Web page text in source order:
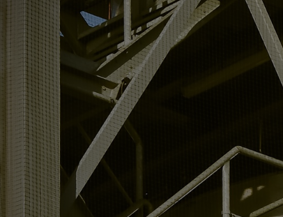
Manutenzione Impianti
Industriali
Recupero Energetico Reflui
Industriali
Qualità
Referenze
Contatti